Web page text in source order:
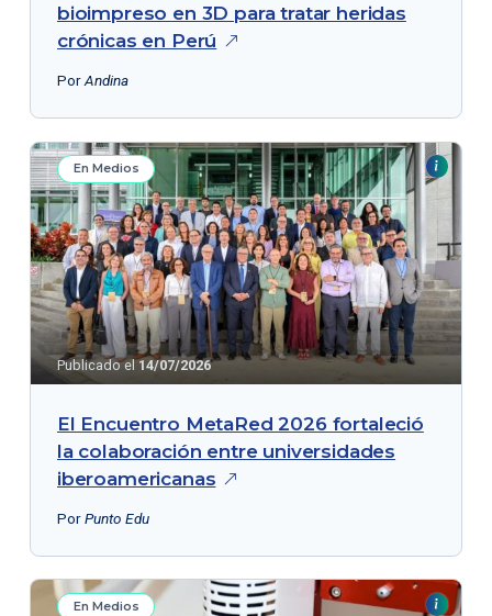
bioimpreso en 3D para tratar heridas
crónicas en Perú
PorAndina
En Medios
Publicado el 14/07/2026
El Encuentro MetaRed 2026 fortaleció
la colaboración entre universidades
iberoamericanas
PorPunto Edu
En Medios